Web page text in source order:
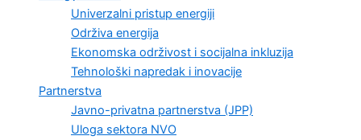
Univerzalni pristup energiji
Održiva energija
Ekonomska održivost i socijalna inkluzija
Tehnološki napredak i inovacije
Partnerstva
Javno-privatna partnerstva (JPP)
Uloga sektora NVO